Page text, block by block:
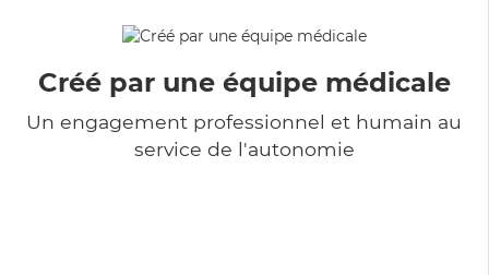
Créé par une équipe médicale
Un engagement professionnel et humain au
service de l'autonomie